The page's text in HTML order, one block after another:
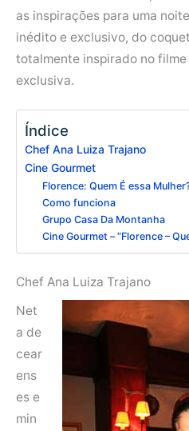
as inspirações para uma
inédito e exclusivo, do
totalmente inspirado no
exclusiva.
Índice
Chef Ana Luiza Trajano
Cine Gourmet
Florence: Quem É essa
Como funciona
Grupo Casa Da Montanha
Cine Gourmet – “Florence –
Chef Ana Luiza Trajano
Net
a de
cear
ens
es e
min